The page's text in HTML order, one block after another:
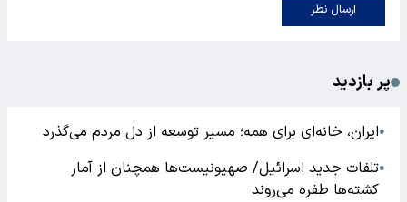
ارسال نظر
پر بازدید
●ایران، خانه‌ای برای همه؛ مسیر توسعه از دل مردم می‌گذرد
●تلفات جدید اسرائیل/ صهیونیست‌ها همچنان از آمار
کشته‌ها طفره می‌روند